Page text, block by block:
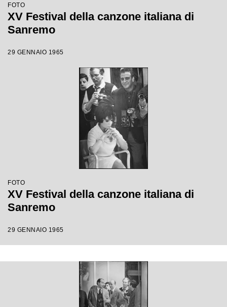
FOTO
XV Festival della canzone italiana di
Sanremo
29 GENNAIO 1965
FOTO
XV Festival della canzone italiana di
Sanremo
29 GENNAIO 1965